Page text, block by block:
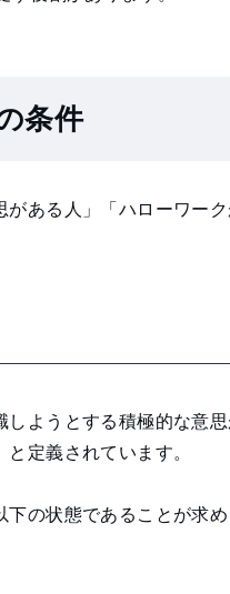
条件
ある人」「ハローワー
ようとする積極的な意
定義されています。
の状態であることが求め